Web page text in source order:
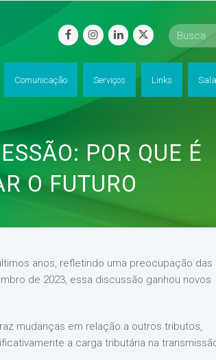
facebookinstagram
linkedintwitter
Comunicação Serviços Links
POR QUE É
O FUTURO
anos, refletindo uma preocupação das
de 2023, essa discussão ganhou novos
mudanças em relação a outros tributos,
a carga tributária na